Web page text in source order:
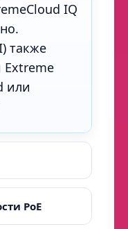
IQ
также
Extreme
или
PoE